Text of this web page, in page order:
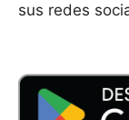
sus redes